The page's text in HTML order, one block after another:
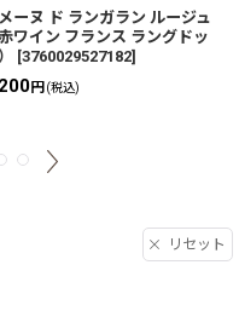
メーヌ ド ランガラン ルージュ
赤ワイン フランス ラングドッ
[3760029527182]
円 (税込)
リセット